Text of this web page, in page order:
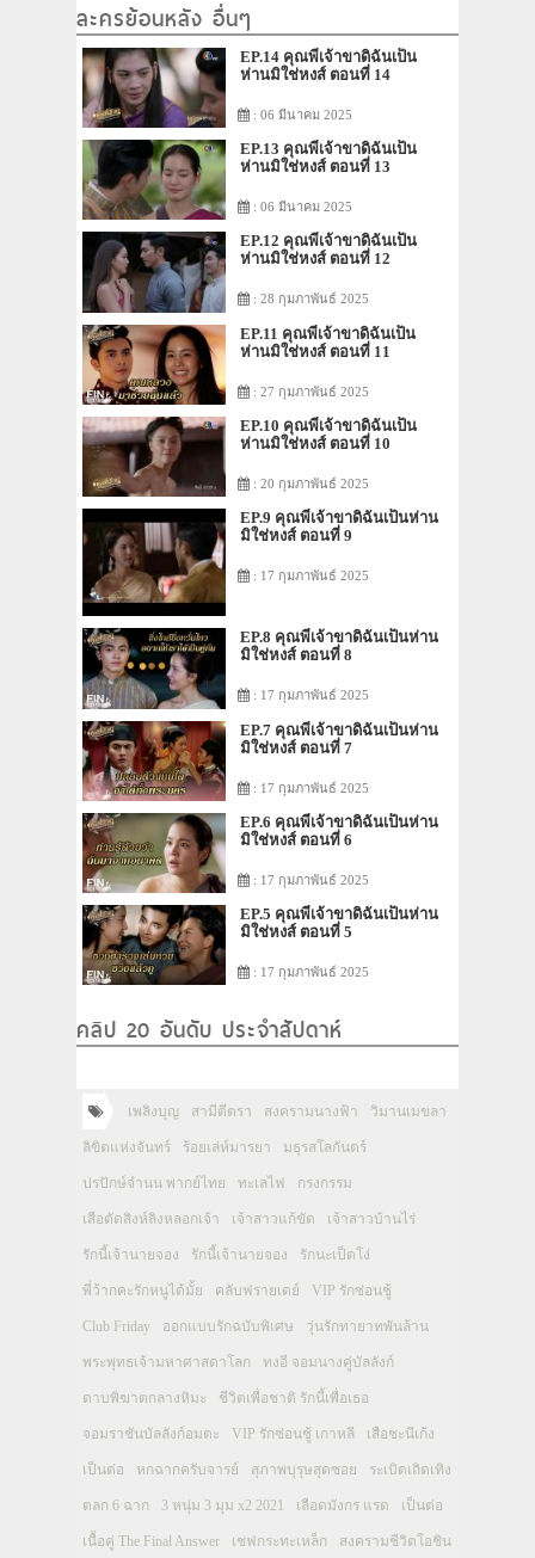
ละครย้อนหลัง อื่นๆ
EP.14 คุณพี่เจ้าขาดิฉันเป็น
ห่านมิใช่หงส์ ตอนที่ 14
: 06 มีนาคม 2025
EP.13 คุณพี่เจ้าขาดิฉันเป็น
ห่านมิใช่หงส์ ตอนที่ 13
: 06 มีนาคม 2025
EP.12 คุณพี่เจ้าขาดิฉันเป็น
ห่านมิใช่หงส์ ตอนที่ 12
: 28 กุมภาพันธ์ 2025
EP.11 คุณพี่เจ้าขาดิฉันเป็น
ห่านมิใช่หงส์ ตอนที่ 11
: 27 กุมภาพันธ์ 2025
EP.10 คุณพี่เจ้าขาดิฉันเป็น
ห่านมิใช่หงส์ ตอนที่ 10
: 20 กุมภาพันธ์ 2025
EP.9 คุณพี่เจ้าขาดิฉันเป็นห่าน
มิใช่หงส์ ตอนที่ 9
: 17 กุมภาพันธ์ 2025
EP.8 คุณพี่เจ้าขาดิฉันเป็นห่าน
มิใช่หงส์ ตอนที่ 8
: 17 กุมภาพันธ์ 2025
EP.7 คุณพี่เจ้าขาดิฉันเป็นห่าน
มิใช่หงส์ ตอนที่ 7
: 17 กุมภาพันธ์ 2025
EP.6 คุณพี่เจ้าขาดิฉันเป็นห่าน
มิใช่หงส์ ตอนที่ 6
: 17 กุมภาพันธ์ 2025
EP.5 คุณพี่เจ้าขาดิฉันเป็นห่าน
มิใช่หงส์ ตอนที่ 5
: 17 กุมภาพันธ์ 2025
คลิป 20 อันดับ ประจำสัปดาห์
เพลิงบุญ สามีตีตรา สงครามนางฟ้า วิมานเมขลา
ลิขิตแห่งจันทร์ ร้อยเล่ห์มารยา มธุรสโลกันตร์
ปรปักษ์จำนน พากย์ไทย ทะเลไฟ กรงกรรม
เสือตัดสิงห์ลิงหลอกเจ้า เจ้าสาวแก้ขัด เจ้าสาวบ้านไร่
รักนี้เจ้านายจอง รักนี้เจ้านายจอง รักนะเป็ดโง่
พี่ว้ากคะรักหนูได้มั้ย คลับฟรายเดย์ VIP รักซ่อนชู้
Club Friday ออกแบบรักฉบับพิเศษ วุ่นรักทายาทพันล้าน
พระพุทธเจ้ามหาศาสดาโลก ทงอี จอมนางคู่บัลลังก์
ดาบพิฆาตกลางหิมะ ชีวิตเพื่อชาติ รักนี้เพื่อเธอ
จอมราชันบัลลังก์อมตะ VIP รักซ่อนชู้ เกาหลี เสือชะนีเก้ง
เป็นต่อ หกฉากครับจารย์ สุภาพบุรุษสุดซอย ระเบิดเถิดเทิง
ตลก 6 ฉาก 3 หนุ่ม 3 มุม x2 2021 เลือดมังกร แรด เป็นต่อ
เนื้อคู่ The Final Answer เชฟกระทะเหล็ก สงครามชีวิตโอชิน